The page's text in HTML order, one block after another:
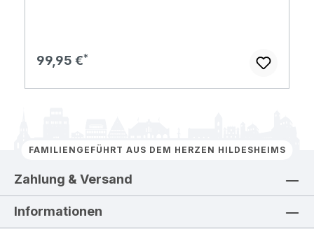
Regulärer Preis:
99,95 €
FAMILIENGEFÜHRT AUS DEM HERZEN HILDESHEIMS
Zahlung & Versand
Informationen